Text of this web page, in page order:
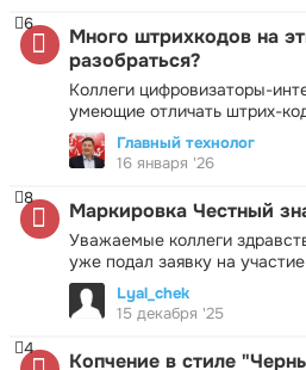
Много штрихкодов на
разобраться?
Коллеги цифровизаторы-
умеющие отличать штрих-
6
Главный технолог
16 января '26
Маркировка Честный
Уважаемые коллеги
уже подал заявку на
8
Lyal_chek
15 декабря '25
Копчение в стиле
4